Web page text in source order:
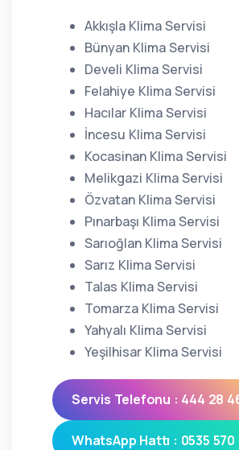
Akkışla Klima Servisi
Bünyan Klima Servisi
Develi Klima Servisi
Felahiye Klima Servisi
Hacılar Klima Servisi
İncesu Klima Servisi
Kocasinan Klima Servisi
Melikgazi Klima Servisi
Özvatan Klima Servisi
Pınarbaşı Klima Servisi
Sarıoğlan Klima Servisi
Sarız Klima Servisi
Talas Klima Servisi
Tomarza Klima Servisi
Yahyalı Klima Servisi
Yeşilhisar Klima Servisi
Servis Telefonu : 444 28
WhatsApp Hattı : 0535 570